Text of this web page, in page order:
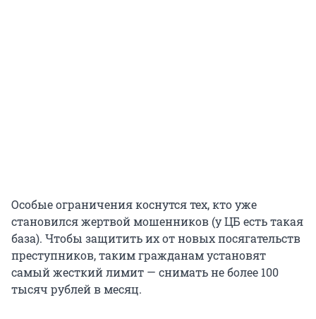
Особые ограничения коснутся тех, кто уже
становился жертвой мошенников (у ЦБ есть такая
база). Чтобы защитить их от новых посягательств
преступников, таким гражданам установят
самый жесткий лимит — снимать не более 100
тысяч рублей в месяц.